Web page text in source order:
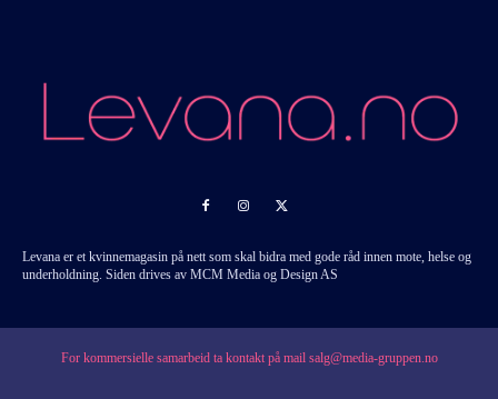
Levana er et kvinnemagasin på nett som skal bidra med gode råd innen mote, helse og
underholdning. Siden drives av MCM Media og Design AS
For kommersielle samarbeid ta kontakt på mail salg@media-gruppen.no